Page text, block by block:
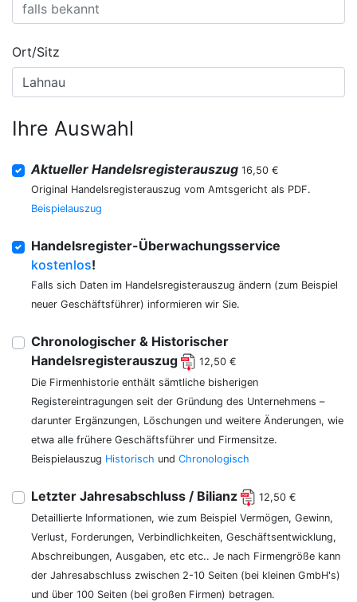
Ort/Sitz
Ihre Auswahl
Aktueller Handelsregisterauszug 16,50 €
Original Handelsregisterauszug vom Amtsgericht als PDF.
Beispielauszug
Handelsregister-Überwachungsservice
kostenlos!
Falls sich Daten im Handelsregisterauszug ändern (zum Beispiel
neuer Geschäftsführer) informieren wir Sie.
Chronologischer & Historischer
Handelsregisterauszug
12,50 €
Die Firmenhistorie enthält sämtliche bisherigen
Registereintragungen seit der Gründung des Unternehmens –
darunter Ergänzungen, Löschungen und weitere Änderungen, wie
etwa alle frühere Geschäftsführer und Firmensitze.
Beispielauszug Historisch und Chronologisch
Letzter Jahresabschluss / Bilianz
12,50 €
Detaillierte Informationen, wie zum Beispiel Vermögen, Gewinn,
Verlust, Forderungen, Verbindlichkeiten, Geschäftsentwicklung,
Abschreibungen, Ausgaben, etc etc.. Je nach Firmengröße kann
der Jahresabschluss zwischen 2-10 Seiten (bei kleinen GmbH's)
und über 100 Seiten (bei großen Firmen) betragen.